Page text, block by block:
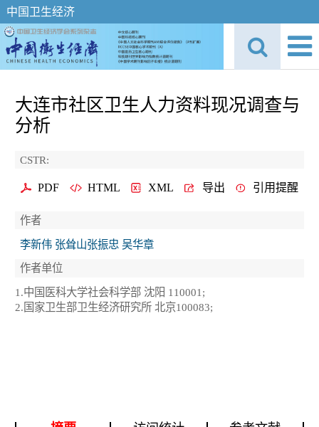
中国卫生经济
大连市社区卫生人力资料现况调查与
分析
CSTR:
PDF HTML XML 导出 引用提醒
作者
李新伟 张耸山张振忠 吴华章
作者单位
1.中国医科大学社会科学部 沈阳 110001;
2.国家卫生部卫生经济研究所 北京100083;